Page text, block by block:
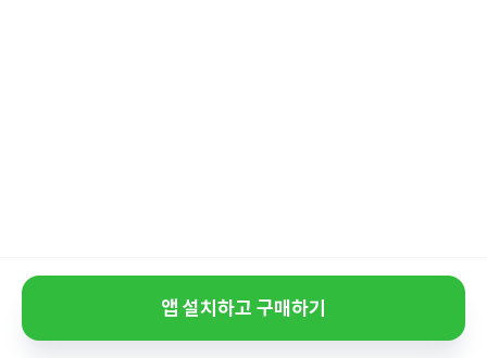
앱 설치하고 구매하기